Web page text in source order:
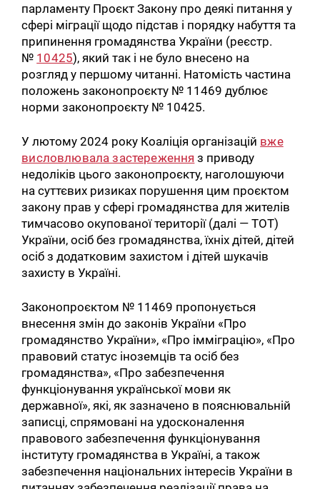
парламенту Проєкт Закону про деякі питання у
сфері міграції щодо підстав і порядку набуття та
припинення громадянства України (реєстр.
№ 10425), який так і не було внесено на
розгляд у першому читанні. Натомість частина
положень законопроєкту № 11469 дублює
норми законопроєкту № 10425.
У лютому 2024 року Коаліція організацій вже
висловлювала застереження з приводу
недоліків цього законопроєкту, наголошуючи
на суттєвих ризиках порушення цим проєктом
закону прав у сфері громадянства для жителів
тимчасово окупованої території (далі — ТОТ)
України, осіб без громадянства, їхніх дітей, дітей
осіб з додатковим захистом і дітей шукачів
захисту в Україні.
Законопроєктом № 11469 пропонується
внесення змін до законів України «Про
громадянство України», «Про імміграцію», «Про
правовий статус іноземців та осіб без
громадянства», «Про забезпечення
функціонування української мови як
державної», які, як зазначено в пояснювальній
записці, спрямовані на удосконалення
правового забезпечення функціонування
інституту громадянства в Україні, а також
забезпечення національних інтересів України в